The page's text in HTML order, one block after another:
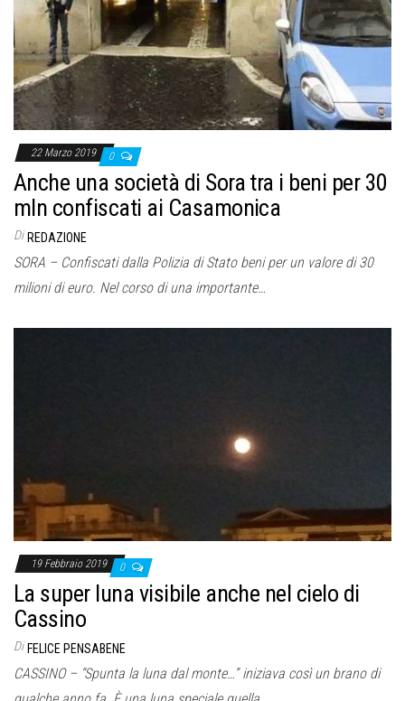
22 Marzo 2019 0
Anche una società di Sora tra i beni per 30
mln confiscati ai Casamonica
Di REDAZIONE
SORA – Confiscati dalla Polizia di Stato beni per un valore di 30
milioni di euro. Nel corso di una importante…
19 Febbraio 2019 0
La super luna visibile anche nel cielo di
Cassino
Di FELICE PENSABENE
CASSINO – “Spunta la luna dal monte…” iniziava così un brano di